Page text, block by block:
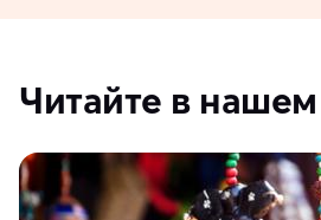
Читайте в